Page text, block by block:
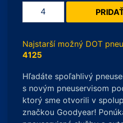
množstvo
8
S
235/45
R19
99V
Najstarší možný DOT
4125
Hľadáte spoľahlivý
s novým pneuservisom
ktorý sme otvorili v
značkou Goodyear!